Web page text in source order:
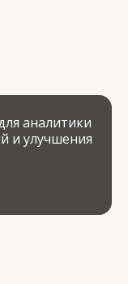
аналитики
и улучшения